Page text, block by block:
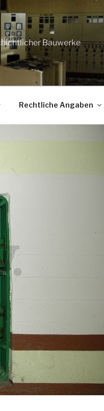
Bauwerke
Rechtliche Angaben